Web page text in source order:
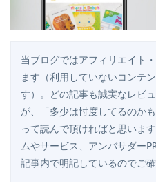
当ブログではアフィリエイト
ます（利用していないコンテ
す）。どの記事も誠実なレビ
が、「多少は忖度してるのか
って読んで頂ければと思いま
ムやサービス、アンバサダー
記事内で明記しているのでご確